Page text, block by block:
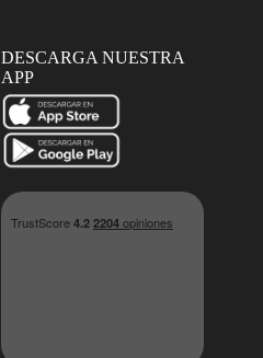
DESCARGA NUESTRA
APP